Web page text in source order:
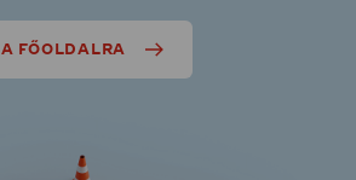
A FŐOLDALRA